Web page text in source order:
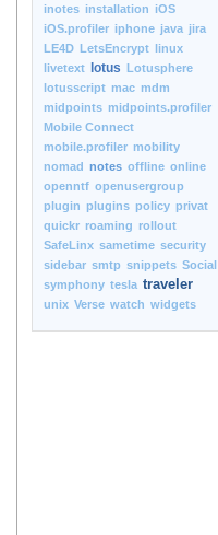
inotes installation iOS
iOS.profiler iphone java jira
LE4D LetsEncrypt linux
livetext
lotus Lotusphere
lotusscript mac mdm
midpoints midpoints.profiler
Mobile Connect
mobile.profiler mobility
nomad notes offline online
openntf openusergroup
plugin plugins policy privat
quickr roaming rollout
SafeLinx sametime security
sidebar smtp snippets Social
symphony tesla traveler
unix Verse watch widgets